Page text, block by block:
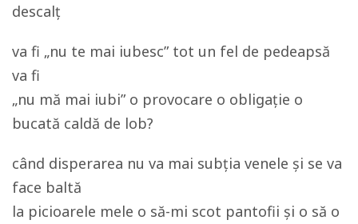
descalț
va fi „nu te mai iubesc” tot un fel de pedeapsă
va fi
„nu mă mai iubi” o provocare o obligație o
bucată caldă de lob?
când disperarea nu va mai subția venele și se va
face baltă
la picioarele mele o să-mi scot pantofii și o să o